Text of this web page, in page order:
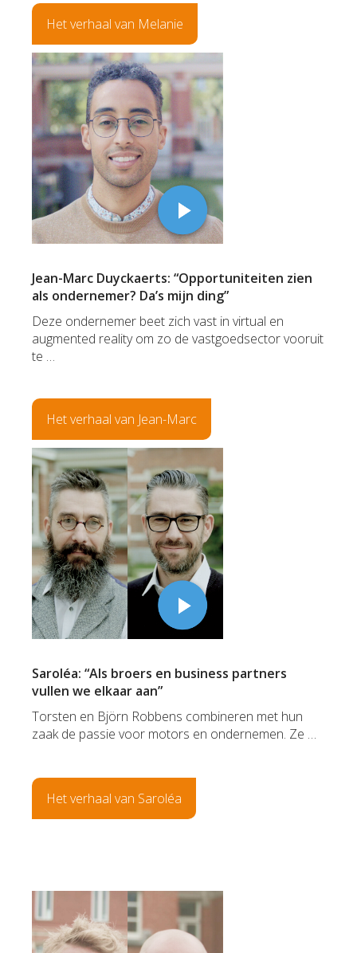
Het verhaal van Melanie
Jean-Marc Duyckaerts: “Opportuniteiten zien
als ondernemer? Da’s mijn ding”
Deze ondernemer beet zich vast in virtual en
augmented reality om zo de vastgoedsector vooruit
te …
Het verhaal van Jean-Marc
Saroléa: “Als broers en business partners
vullen we elkaar aan”
Torsten en Björn Robbens combineren met hun
zaak de passie voor motors en ondernemen. Ze …
Het verhaal van Saroléa